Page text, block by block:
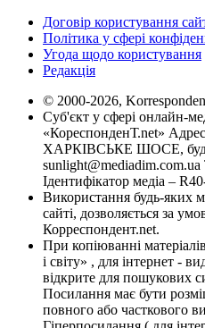
Договір користування
Політика у сфері
Угода щодо користування
Редакція
© 2000-2026,
Суб'єкт у сфері онлайн-
«КореспонденТ.net»
ХАРКІВСЬКЕ ШОСЕ,
sunlight@mediadim.com.ua
Ідентифікатор медіа –
Використання будь-яких
сайті, дозволяється за
Корреспондент.net.
При копіюванні
і світу» , для інтернет -
відкрите для пошукових
Посилання має бути
повного або часткового